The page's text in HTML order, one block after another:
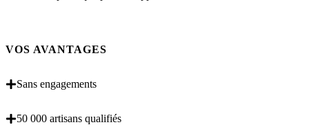
VOS AVANTAGES
Sans engagements
50 000 artisans qualifiés